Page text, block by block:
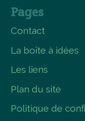
Pages
Contact
La boîte à idées
Les liens
Plan du site
Politique de